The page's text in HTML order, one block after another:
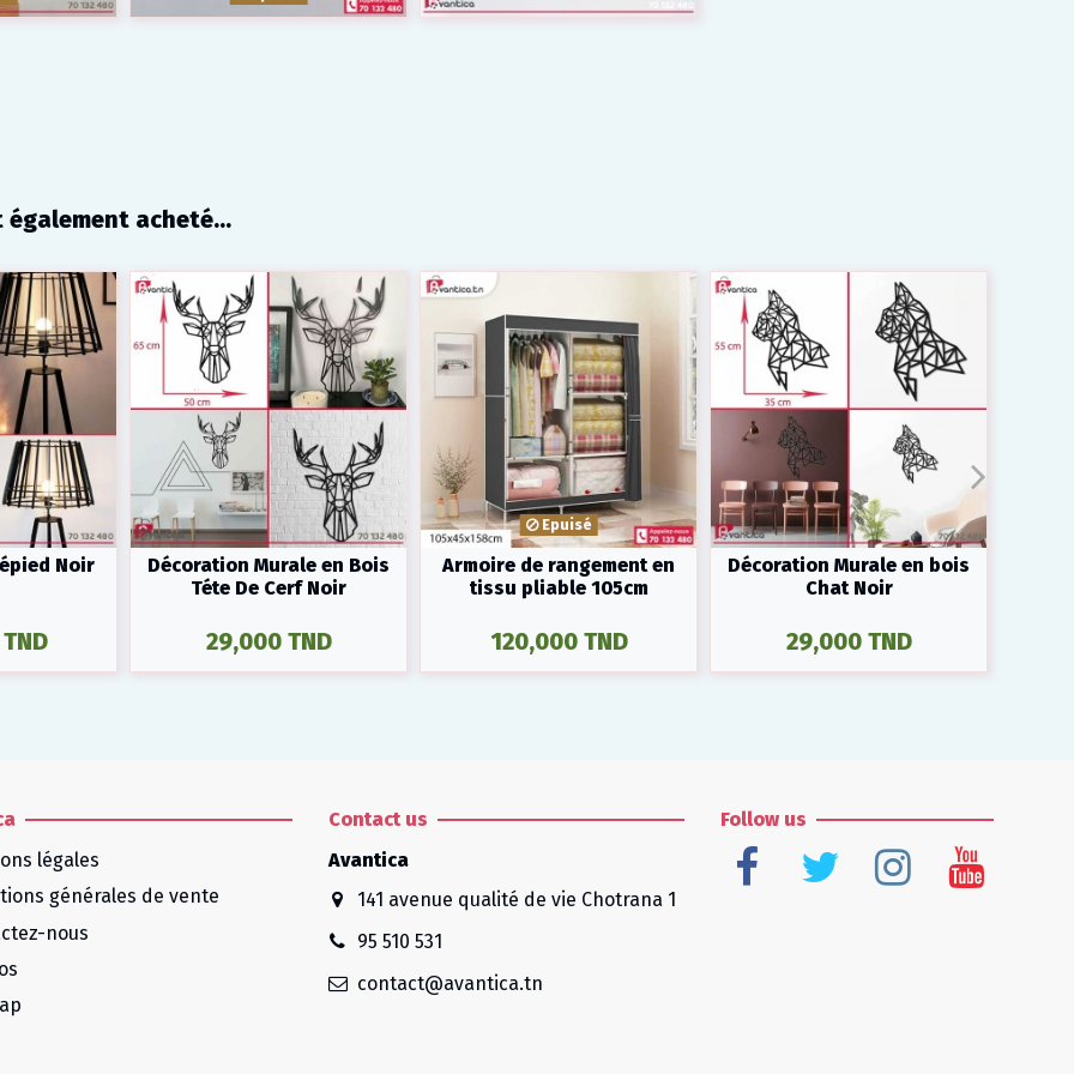
acheté...
Noir
Décoration Murale en Bois
Téte De Cerf Noir
29,000 TND
Epuisé
Armoire de rangement en
tissu pliable 105cm
120,000 TND
Décoration Murale en bois
Chat Noir
29,000 TND
légales
générales de vente
nous
Contact us
Avantica
141 avenue qualité de vie Chotrana 1
95 510 531
contact@avantica.tn
Follow us